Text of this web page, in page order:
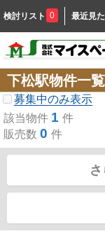
検討リスト 0 最近見
下松駅物件一覧
募集中のみ表示
該当物件 1 件
販売数 0 件